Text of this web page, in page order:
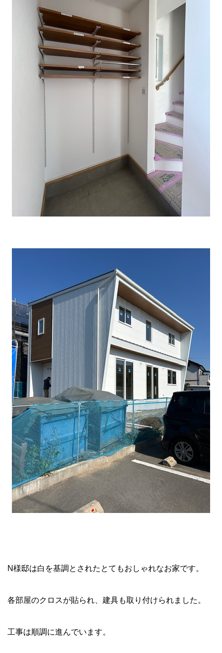
N様邸は白を基調とされたとてもおしゃれなお家です。
各部屋のクロスが貼られ、建具も取り付けられました。
工事は順調に進んでいます。